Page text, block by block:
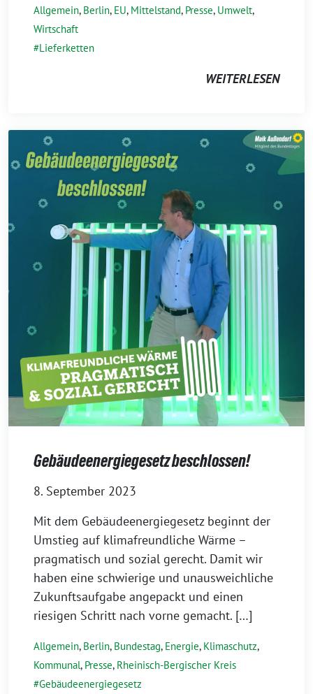
Allgemein, Berlin, EU, Mittelstand, Presse, Umwelt,
Wirtschaft
Lieferketten
WEITERLESEN
Gebäudeenergiegesetz beschlossen!
8. September 2023
Mit dem Gebäudeenergiegesetz beginnt der
Umstieg auf klimafreundliche Wärme –
pragmatisch und sozial gerecht. Damit wir
haben eine schwierige und unausweichliche
Zukunftsaufgabe angepackt und einen
riesigen Schritt nach vorne gemacht. […]
Allgemein, Berlin, Bundestag, Energie, Klimaschutz,
Kommunal, Presse, Rheinisch-Bergischer Kreis
Gebäudeenergiegesetz